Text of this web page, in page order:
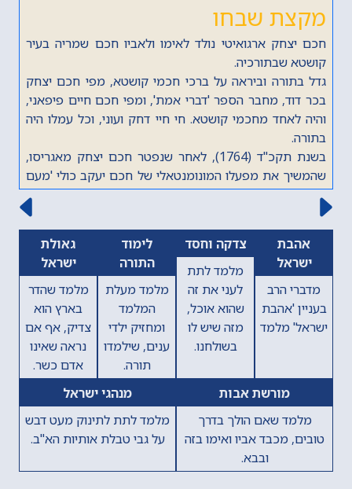
מקצת שבחו
חכם יצחק ארגואיטי נולד לאימו ולאביו חכם שמריה בעיר
קושטא שבתורכיה.
גדל בתורה וביראה על ברכי חכמי קושטא, מפי חכם יצחק
בכר דוד, מחבר הספר 'דברי אמת', ומפי חכם חיים פיפאני,
והיה לאחד מחכמי קושטא. חי חיי דחק ועוני, וכל עמלו היה
בתורה.
בשנת תקכ"ד (1764), לאחר שנפטר חכם יצחק מאגריסו,
שהמשיך את מפעלו המונומנטאלי של חכם יעקב כולי 'מעם
לועז', חיבר את כרך ספר דברים של 'מעם לועז'. בכתיבת
הפירוש לספר דברים נעזר בספריותיהם של חכם יצחק פרץ
וחכם ישראל יעקב אלגאזי, אביו של חכם יום טוב אלגאזי.
מאחר שחכם ישראל יעקב אלגאזי גר בירושלים, נראה שחכם
יצחק ארגואיטי כתב את חיבורו בירושלים.
בשנת תק"ל (1770) השלים את מלאכת הכתיבה על החלק
הראשון של ספר דברים (מפרשת 'דברים' עד פרשת 'עקב'),
ובשנת תקל"ג (1773) הביא את הספר לדפוס בקושטא.
בשנת תקל"ז (1777) החל להדפיס את החלק השני של 'מעם
לועז' לספר דברים, אך מאחר ולא מצא די כסף להדפיסו, לא
הודפסו עותקים מחלק זה, וחלק זה אבד לנו עם השנים. כיום
מצוי רק השער וכמה עמודים הראשונים מעותק של ספר זה.
את החלק השני של 'מעם לועז' לספר דברים המצוי בידנו כיום
(מפרשת 'ראה' עד פרשת 'וזאת הברכה') כתב חכם שמואל
ירושלמי, שתרגם את סדרת ספרי 'מעם לועז' מלאדינו
לעברית.
הקודם הבא
אהבת
ישראל
מדברי הרב
בעניין 'אהבת
ישראל' מלמד
צדקה וחסד
מלמד לתת
לעני את זה
שהוא אוכל,
מזה שיש לו
בשולחנו.
לימוד
התורה
מלמד מעלת
המלמד
ומחזיק ילדי
ענים, שילמדו
תורה.
גאולת
ישראל
מלמד שהדר
בארץ הוא
צדיק, אף אם
נראה שאינו
אדם כשר.
מורשת אבות
מלמד שאם הולך בדרך
טובים, מכבד אביו ואימו בזה
ובבא.
מנהגי ישראל
מלמד לתת לתינוק מעט דבש
על גבי טבלת אותיות הא"ב.